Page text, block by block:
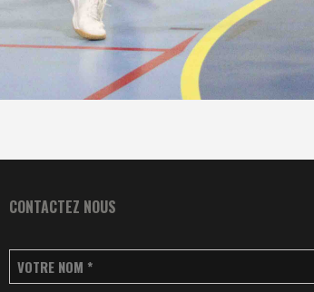
CONTACTEZ NOUS
VOTRE NOM *